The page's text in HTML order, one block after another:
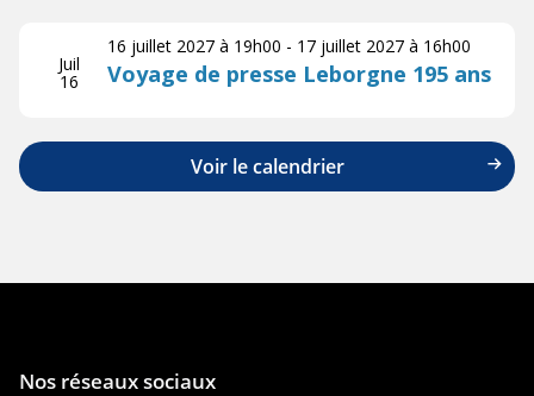
Juil
16
16 juillet 2027 à 19h00 - 17 juillet 2027 à 16h00
Voyage de presse Leborgne 195 ans
Voir le calendrier